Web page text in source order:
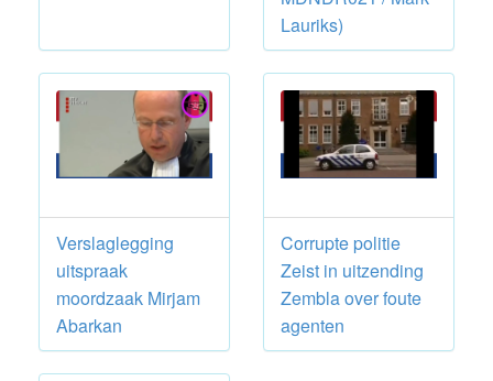
Lauriks)
Verslaglegging
uitspraak
moordzaak Mirjam
Abarkan
Corrupte politie
Zeist in uitzending
Zembla over foute
agenten